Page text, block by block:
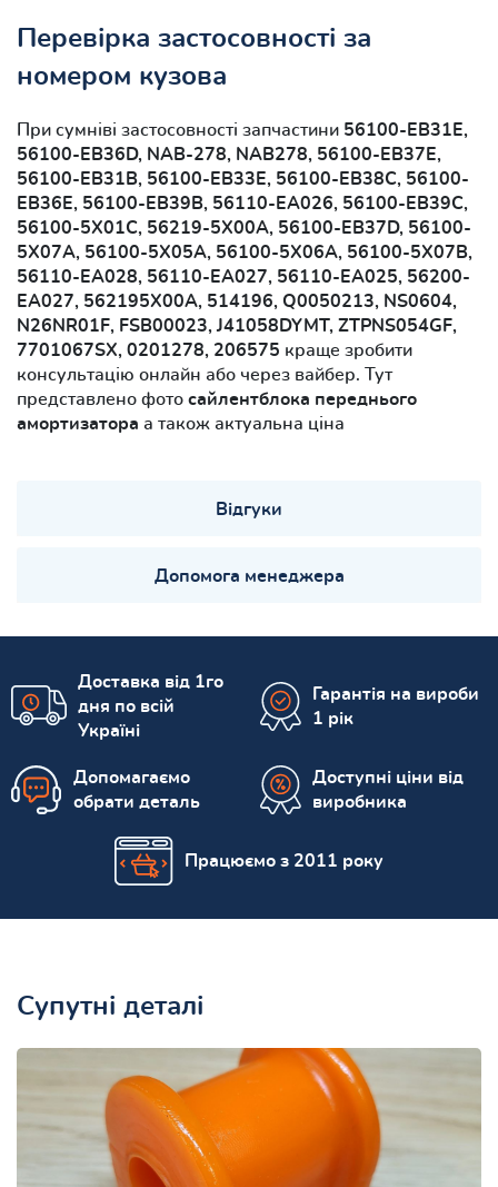
Перевірка застосовності за
номером кузова
При сумніві застосовності запчастини 56100-EB31E,
56100-EB36D, NAB-278, NAB278, 56100-EB37E,
56100-EB31B, 56100-EB33E, 56100-EB38C, 56100-
EB36E, 56100-EB39B, 56110-EA026, 56100-EB39C,
56100-5X01C, 56219-5X00A, 56100-EB37D, 56100-
5X07A, 56100-5X05A, 56100-5X06A, 56100-5X07B,
56110-EA028, 56110-EA027, 56110-EA025, 56200-
EA027, 562195X00A, 514196, Q0050213, NS0604,
N26NR01F, FSB00023, J41058DYMT, ZTPNS054GF,
7701067SX, 0201278, 206575 краще зробити
консультацію онлайн або через вайбер. Тут
представлено фото сайлентблока переднього
амортизатора а також актуальна ціна
Відгуки
Допомога менеджера
Доставка від 1го
дня по всій
Україні
Гарантія на вироби
1 рік
Допомагаємо
обрати деталь
Доступні ціни від
виробника
Працюємо з 2011 року
Супутні деталі